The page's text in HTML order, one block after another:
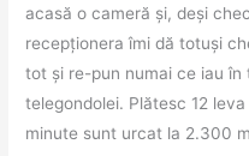
acasă o cameră și, deși
recepționera îmi dă totuși
tot și re-pun numai ce iau în
telegondolei. Plătesc 12
minute sunt urcat la 2.300